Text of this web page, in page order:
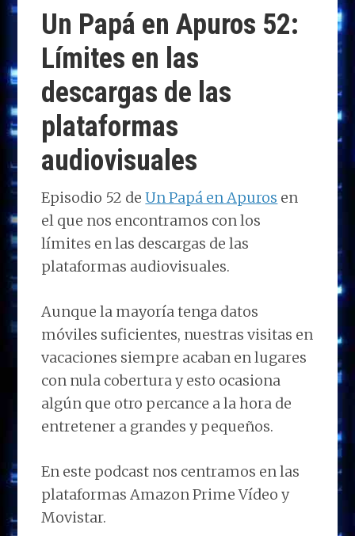
o
n
o
o
k
dI
n
A
p
p
ra
m
ar
ti
Un Papá en Apuros 52:
Límites en las
descargas de las
plataformas
audiovisuales
Episodio 52 deUn Papá en Apuros en
el que nos encontramos con los
límites en las descargas de las
plataformas audiovisuales.
Aunque la mayoría tenga datos
móviles suficientes, nuestras visitas en
vacaciones siempre acaban en lugares
con nula cobertura y esto ocasiona
algún que otro percance a la hora de
entretener a grandes y pequeños.
En este podcast nos centramos en las
plataformas Amazon Prime Vídeo y
Movistar.